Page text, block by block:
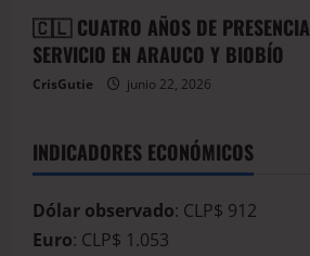
🇨🇱 CUATRO AÑOS DE
SERVICIO EN ARAUCO Y BIOBÍO
CrisGutie junio 22, 2026
INDICADORES ECONÓMICOS
Dólar observado: CLP$ 912
Euro: CLP$ 1.053